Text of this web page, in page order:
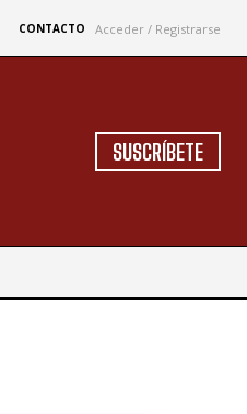
CONTACTO Acceder / Registrarse
SUSCRÍBETE